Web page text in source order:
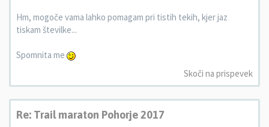
Hm, mogoče vama lahko pomagam pri tistih tekih, kjer jaz
tiskam številke...
Spomnita me
Skoči na prispevek
Re: Trail maraton Pohorje 2017